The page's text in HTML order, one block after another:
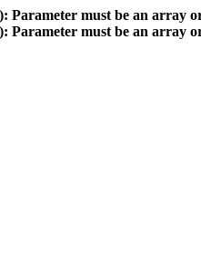
Parameter must be an array
Parameter must be an array